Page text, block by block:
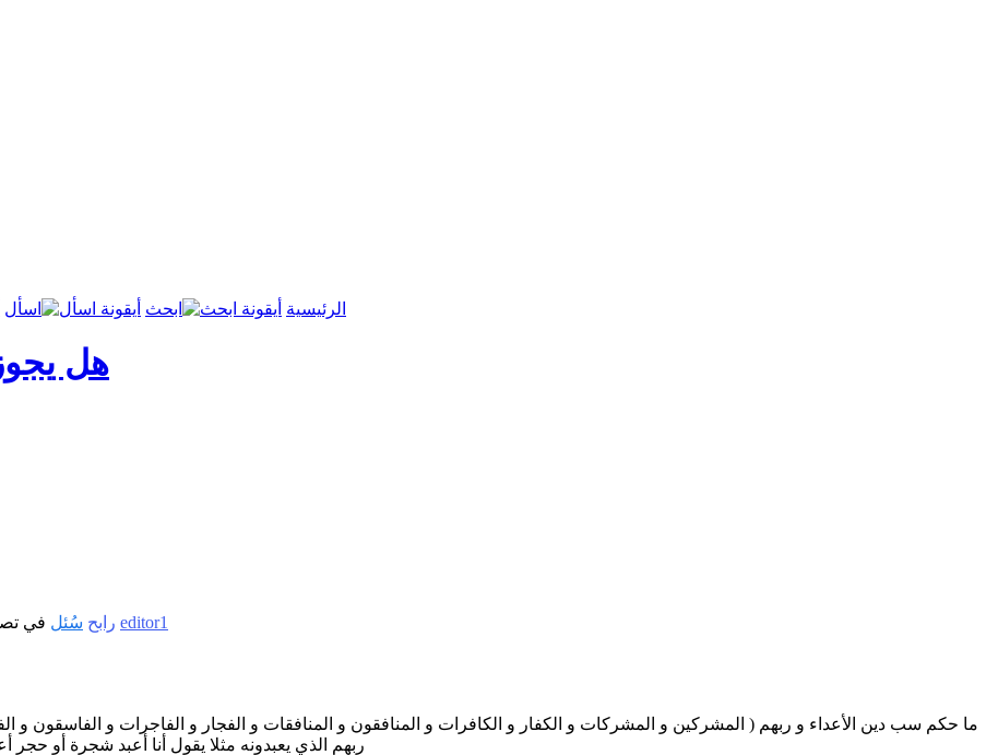
الرئيسية
ابحث اسأل
هل
رابح سُئل في
editor1
ما حكم سب دين الأعداء و ربهم ( المشركين و المشركات و الكفار و الكافرات و المنافقون و المنافقات و الفجار و الفاجرات و
ربهم الذي يعبدونه مثلا يقول أنا أعبد شجرة أو